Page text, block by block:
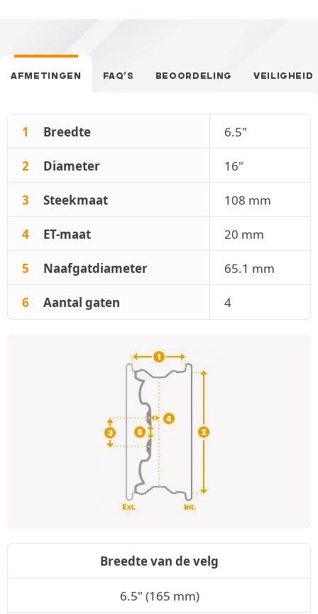
AFMETINGEN FAQ’S BEOORDELING VEILIGHEID
1 Breedte 6.5"
2 Diameter 16"
3 Steekmaat 108 mm
4 ET-maat 20 mm
5 Naafgatdiameter 65.1 mm
6 Aantal gaten 4
Breedte van de velg
6.5" (165 mm)